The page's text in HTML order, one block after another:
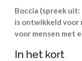
Boccia (spreek uit:
is ontwikkeld voor
voor mensen met
In het kort